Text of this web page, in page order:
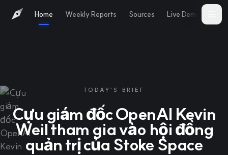
Home Weekly Reports Sources Live Demo
TODAY'S BRIEF
Cựu giám đốc OpenAI Kevin
Weil tham gia vào hội đồng
quản trị của Stoke Space